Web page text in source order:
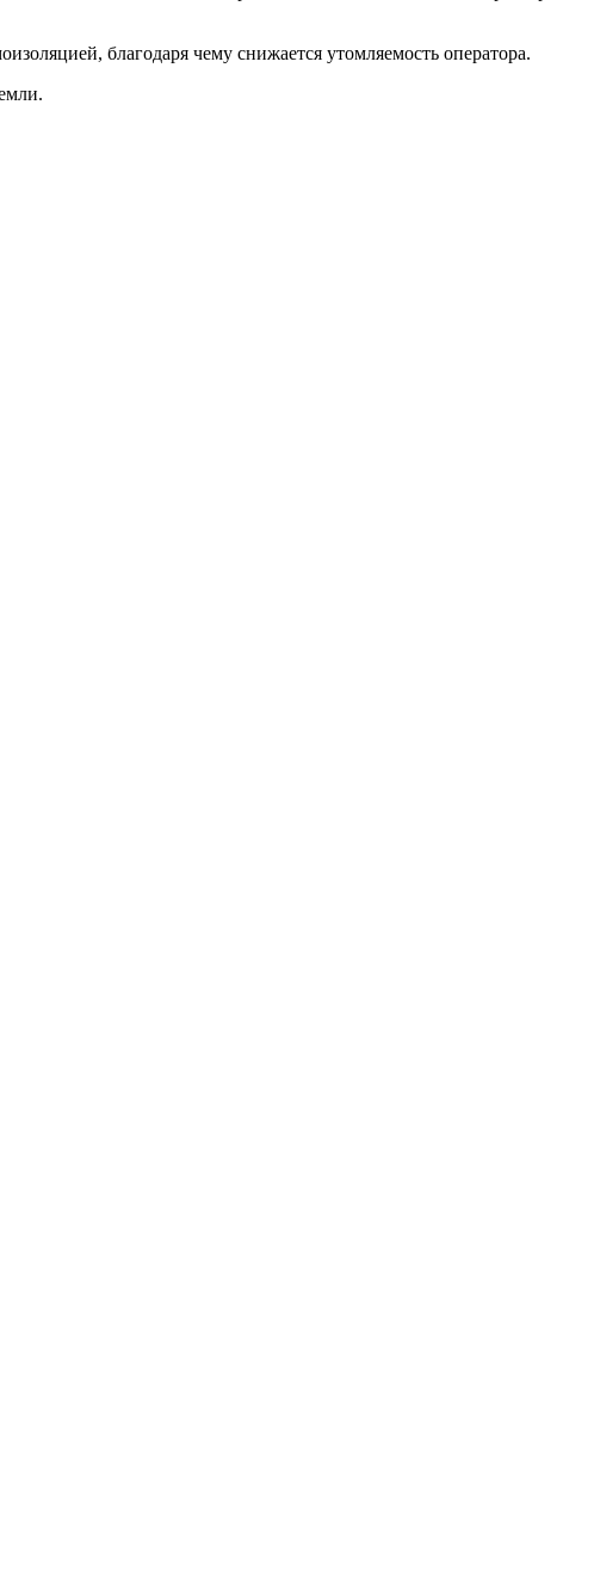
благодаря чему снижается утомляемость оператора.